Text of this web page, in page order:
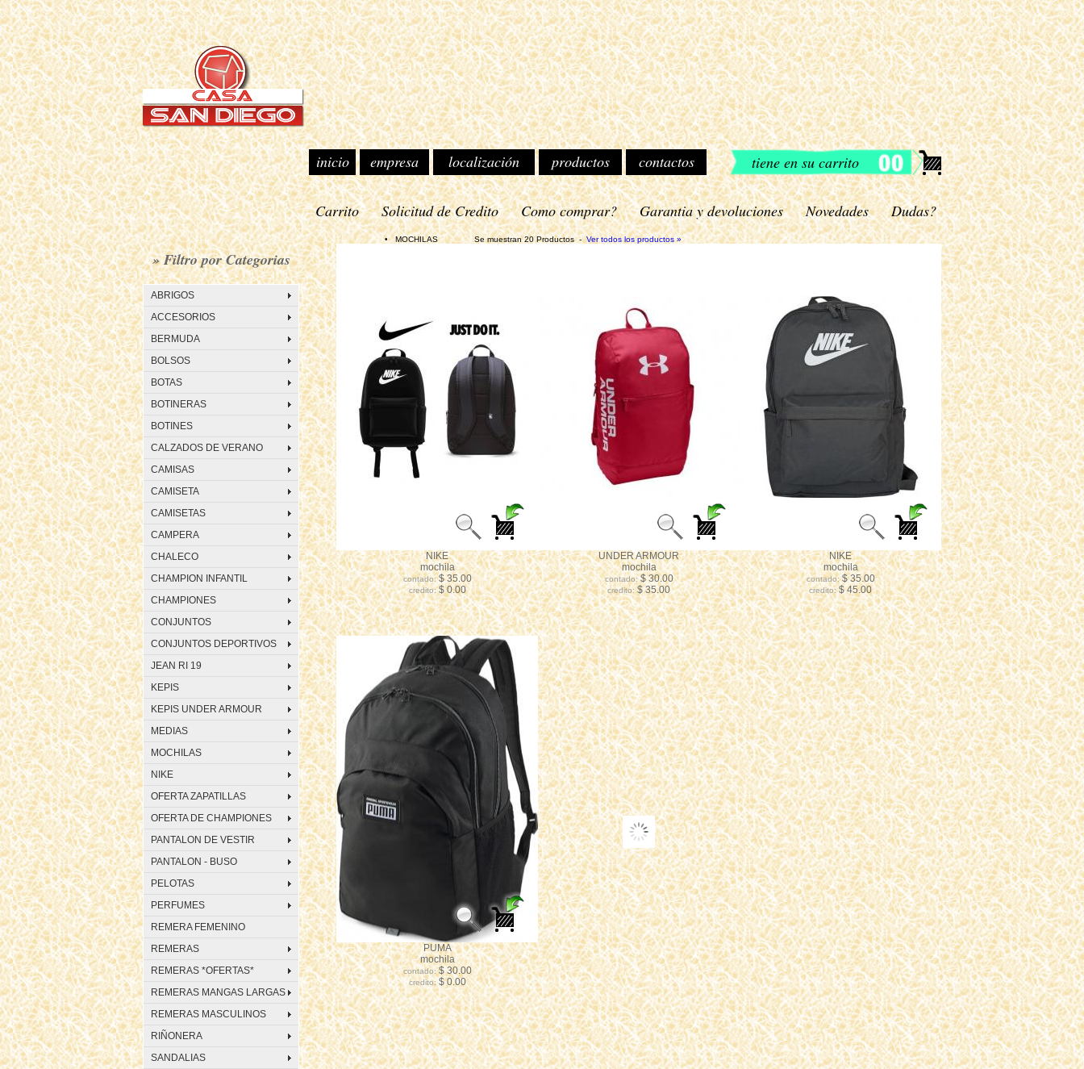
inicio empresa localización productos contactos tiene en su carrito
Carrito Solicitud de Credito Como comprar? Garantia y devoluciones Novedades Dudas?
» Filtro por Categorias
ABRIGOS
ACCESORIOS
BERMUDA
BOLSOS
BOTAS
BOTINERAS
BOTINES
CALZADOS DE VERANO
CAMISAS
CAMISETA
CAMISETAS
CAMPERA
CHALECO
CHAMPION INFANTIL
CHAMPIONES
CONJUNTOS
CONJUNTOS DEPORTIVOS
JEAN RI 19
KEPIS
KEPIS UNDER ARMOUR
MEDIAS
MOCHILAS
NIKE
OFERTA ZAPATILLAS
OFERTA DE CHAMPIONES
PANTALON DE VESTIR
PANTALON - BUSO
PELOTAS
PERFUMES
REMERA FEMENINO
REMERAS
REMERAS *OFERTAS*
REMERAS MANGAS LARGAS
REMERAS MASCULINOS
RIÑONERA
SANDALIAS
• MOCHILAS Se muestran 20 Productos -Ver todos los productos »
NIKE
mochila
contado:$ 35.00
credito:$ 0.00
UNDER ARMOUR
mochila
contado:$ 30.00
credito:$ 35.00
NIKE
mochila
contado:$ 35.00
credito:$ 45.00
PUMA
mochila
contado:$ 30.00
credito:$ 0.00